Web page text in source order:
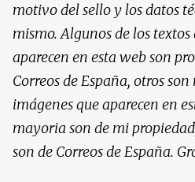
motivo del sello y los datos
mismo. Algunos de los textos
aparecen en esta web son
Correos de España, otros son
imágenes que aparecen en
mayoria son de mi
son de Correos de España.